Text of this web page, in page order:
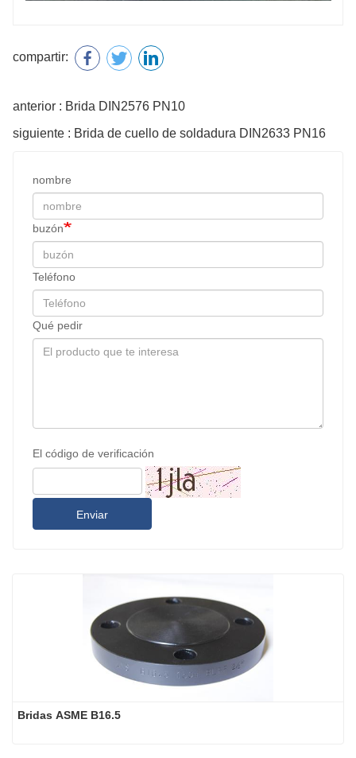
compartir:
anterior : Brida DIN2576 PN10
siguiente : Brida de cuello de soldadura DIN2633 PN16
nombre
buzón
Teléfono
Qué pedir
El código de verificación
Enviar
Bridas ASME B16.5